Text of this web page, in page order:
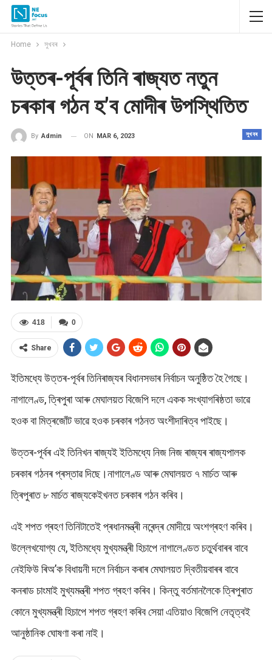
Home সুখবৰ
উত্তৰ-পূৰ্বৰ তিনি ৰাজ্যত নতুন
চৰকাৰ গঠন হ’ব মোদীৰ উপস্থিতিত
সুখবৰ
By Admin ON MAR 6, 2023
0
418
Share
ইতিমধ্যে উত্তৰ-পূৰ্বৰ তিনিৰাজ্যৰ বিধানসভাৰ নিৰ্বাচন অনুষ্ঠিত হৈ গৈছে।
নাগালেণ্ড, ত্ৰিপুৰা আৰু মেঘালয়ত বিজেপি দলে একক সংখ্যাগৰিষ্ঠতা ভাৱে
হওক বা মিত্ৰজোঁট ভাৱে হওক চৰকাৰ গঠনত অংশীদাৰিত্ব পাইছে।
উত্তৰ-পূৰ্বৰ এই তিনিখন ৰাজ্যই ইতিমধ্যে নিজ নিজ ৰাজ্যৰ ৰাজ্যপালক
চৰকাৰ গঠনৰ প্ৰস্তাৱ দিছে।নাগালেণ্ড আৰু মেঘালয়ত ৭ মাৰ্চত আৰু
ত্ৰিপুৰাত ৮ মাৰ্চত ৰাজ্যকেইখনত চৰকাৰ গঠন কৰিব।
এই শপত গ্ৰহণ তিনিটাতেই প্ৰধানমন্ত্ৰী নৰেন্দ্ৰ মোদীয়ে অংশগ্ৰহণ কৰিব।
উল্লেখযোগ্য যে, ইতিমধ্যে মুখ্যমন্ত্ৰী হিচাপে নাগালেণ্ডত চতুৰ্থবাৰৰ বাবে
নেইফিউ ৰিঅ’ক বিধায়নী দলে নিৰ্বাচন কৰাৰ মেঘালয়ত দ্বিতীয়বাৰৰ বাবে
কনৰাড চাংমাই মুখ্যমন্ত্ৰী শপত গ্ৰহণ কৰিব। কিন্তু বৰ্তমানলৈকে ত্ৰিপুৰাত
কোনে মুখ্যমন্ত্ৰী হিচাপে শপত গ্ৰহণ কৰিব সেয়া এতিয়াও বিজেপি নেতৃত্বই
আনুষ্ঠানিক ঘোষণা কৰা নাই।